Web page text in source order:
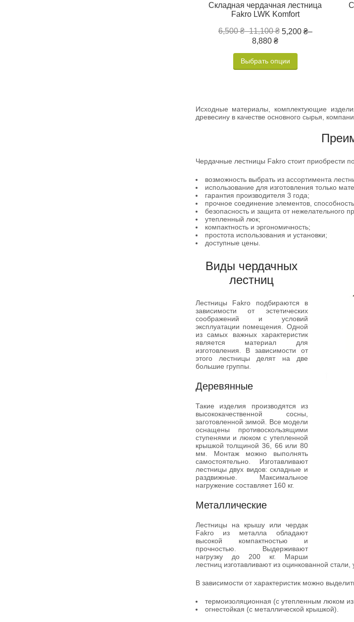
Складная чердачная лестница
Fakro LWK Komfort
6,500 ₴–11,100 ₴ 5,200 ₴–
8,880 ₴
Выбрать опции
Исходные материалы, комплектующие
древесину в качестве основного сырья,
Чердачные лестницы Fakro стоит приобрести
возможность выбрать из ассортимента
использование для изготовления только
гарантия производителя 3 года;
прочное соединение элементов,
безопасность и защита от нежелательного
утепленный люк;
компактность и эргономичность;
простота использования и установки;
доступные цены.
Виды чердачных
лестниц
Лестницы Fakro подбираются в
зависимости от эстетических
соображений и условий
эксплуатации помещения. Одной
из самых важных характеристик
является материал для
изготовления. В зависимости от
этого лестницы делят на две
большие группы.
Деревянные
Такие изделия производятся из
высококачественной сосны,
заготовленной зимой. Все модели
оснащены противоскользящими
ступенями и люком с утепленной
крышкой толщиной 36, 66 или 80
мм. Монтаж можно выполнять
самостоятельно. Изготавливают
лестницы двух видов: складные и
раздвижные. Максимальное
нагружение составляет 160 кг.
Металлические
Лестницы на крышу или чердак
Fakro из металла обладают
высокой компактностью и
прочностью. Выдерживают
нагрузку до 200 кг. Марши
лестниц изготавливают из оцинкованной
В зависимости от характеристик можно
термоизоляционная (с утепленным люком
огнестойкая (с металлической крышкой).